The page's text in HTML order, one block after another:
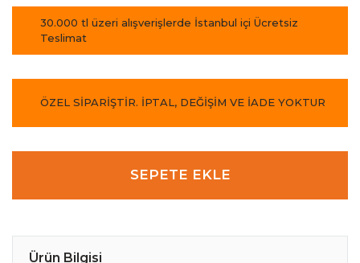
30.000 tl üzeri alışverişlerde İstanbul içi Ücretsiz
Teslimat
ÖZEL SİPARİŞTİR. İPTAL, DEĞİŞİM VE İADE YOKTUR
SEPETE EKLE
Ürün Bilgisi